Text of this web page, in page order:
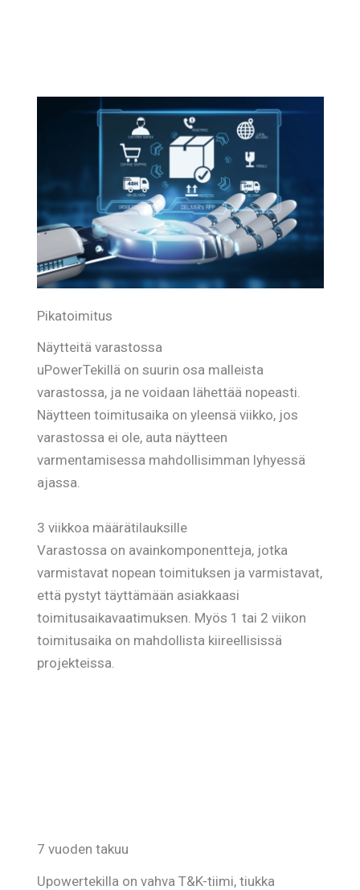
Pikatoimitus
Näytteitä varastossa
uPowerTekillä on suurin osa malleista
varastossa, ja ne voidaan lähettää nopeasti.
Näytteen toimitusaika on yleensä viikko, jos
varastossa ei ole, auta näytteen
varmentamisessa mahdollisimman lyhyessä
ajassa.
3 viikkoa määrätilauksille
Varastossa on avainkomponentteja, jotka
varmistavat nopean toimituksen ja varmistavat,
että pystyt täyttämään asiakkaasi
toimitusaikavaatimuksen. Myös 1 tai 2 viikon
toimitusaika on mahdollista kiireellisissä
projekteissa.
7 vuoden takuu
Upowertekilla on vahva T&K-tiimi, tiukka